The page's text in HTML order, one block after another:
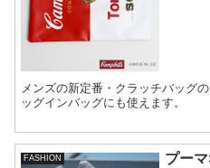
メンズの新定番・クラッチバッグ
ッグインバッグにも使えます。
FASHION
プー